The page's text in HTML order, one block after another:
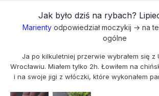
Jak było dziś na rybach?
Marienty odpowiedziałmoczykij → na
ogólne
Ja po kilkuletniej przerwie wybrałem się z
Wrocławiu. Miałem tylko 2h. Łowiłem na
i na swoje jigi z włóczki, które wykonałem